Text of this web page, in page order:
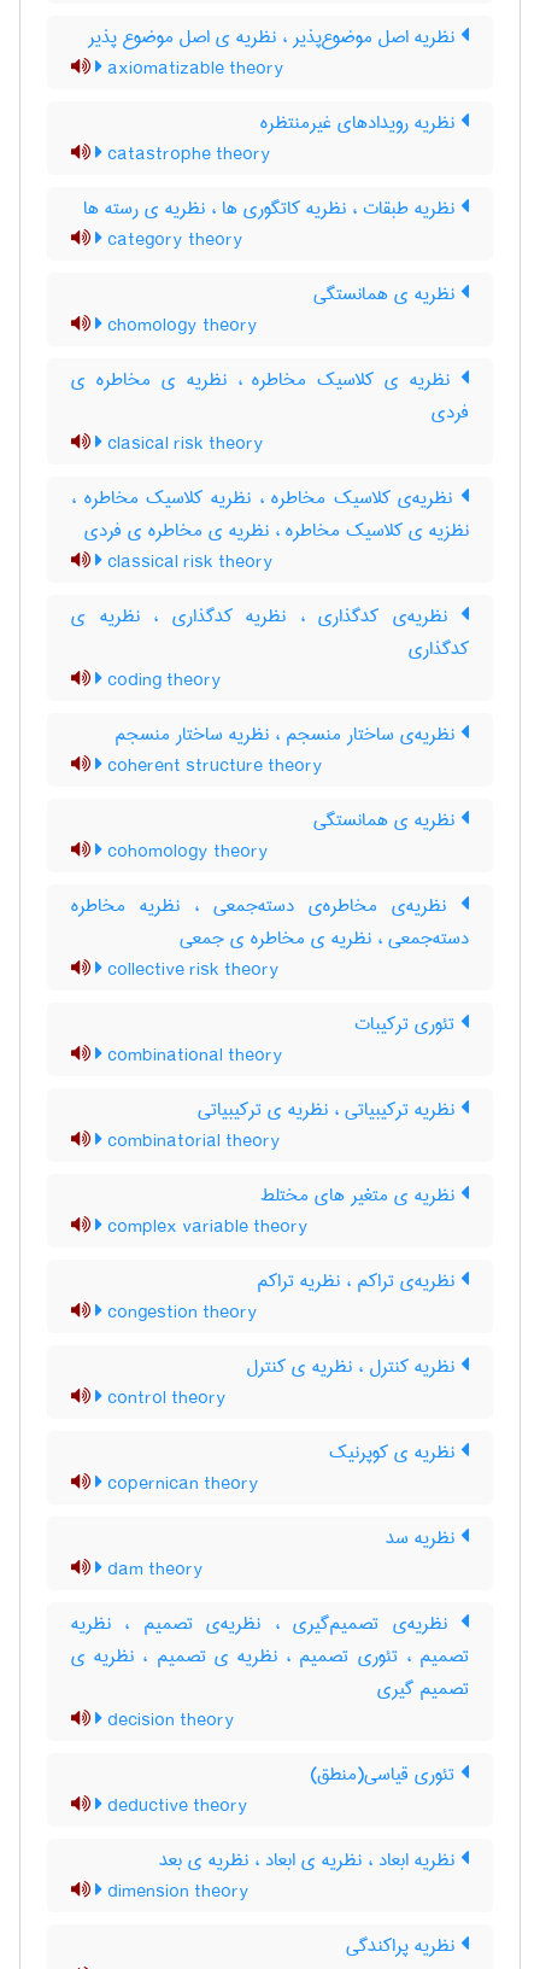
نظریه اصل موضوع‌پذیر ، نظریه ی اصل موضوع پذیر
axiomatizable theory
نظریه رویدادهای غیرمنتظره
catastrophe theory
نظریه طبقات ، نظریه کاتگوری ها ، نظریه ی رسته ها
category theory
نظریه ی همانستگی
chomology theory
نظریه ی کلاسیک مخاطره ، نظریه ی مخاطره ی
فردی
clasical risk theory
نظریه‌ی کلاسیک مخاطره ، نظریه کلاسیک مخاطره ،
نظزیه ی کلاسیک مخاطره ، نظریه ی مخاطره ی فردی
classical risk theory
نظریه‌ی کدگذاری ، نظریه کدگذاری ، نظریه ی
کدگذاری
coding theory
نظریه‌ی ساختار منسجم ، نظریه ساختار منسجم
coherent structure theory
نظریه ی همانستگی
cohomology theory
نظریه‌ی مخاطره‌ی دسته‌جمعی ، نظریه مخاطره
دسته‌جمعی ، نظریه ی مخاطره ی جمعی
collective risk theory
تئوری ترکیبات
combinational theory
نظریه ترکیبیاتی ، نظریه ی ترکیبیاتی
combinatorial theory
نظریه ی متغیر های مختلط
complex variable theory
نظریه‌ی تراکم ، نظریه تراکم
congestion theory
نظریه کنترل ، نظریه ی کنترل
control theory
نظریه ی کوپرنیک
copernican theory
نظریه سد
dam theory
نظریه‌ی تصمیم‌گیری ، نظریه‌ی تصمیم ، نظریه
تصمیم ، تئوری تصمیم ، نظریه ی تصمیم ، نظریه ی
تصمیم گیری
decision theory
تئوری قیاسی(منطق)
deductive theory
نظریه ابعاد ، نظریه ی ابعاد ، ‌نظریه ی بعد
dimension theory
نظریه پراکندگی